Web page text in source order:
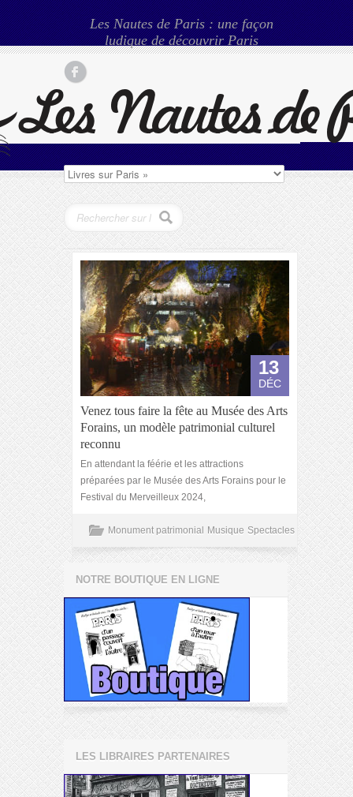
Les Nautes de Paris : une façon
ludique de découvrir Paris
13
DÉC
Venez tous faire la fête au Musée des Arts
Forains, un modèle patrimonial culturel
reconnu
En attendant la féérie et les attractions
préparées par le Musée des Arts Forains pour le
Festival du Merveilleux 2024,
Monument patrimonial Musique Spectacles
NOTRE BOUTIQUE EN LIGNE
LES LIBRAIRES PARTENAIRES